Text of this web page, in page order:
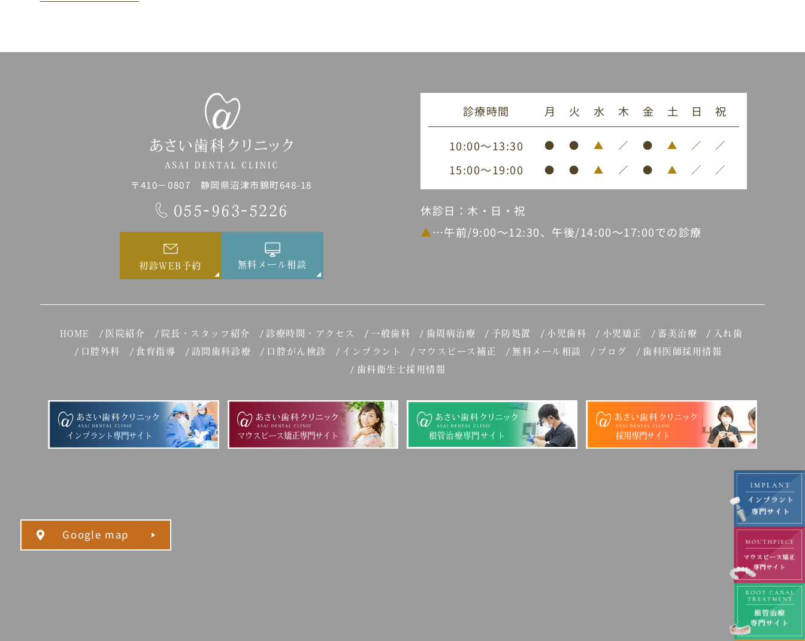
〒410－0807 静岡県沼津市錦町648-18
055-963-5226
初診WEB予約 無料メール相談
診療時間 月 火 水 木 金 土 日 祝
10:00～13:30 ● ● ▲ ／ ● ▲ ／ ／
15:00～19:00 ● ● ▲ ／ ● ▲ ／ ／
休診日：木・日・祝
▲…午前/9:00～12:30、午後/14:00～17:00での診療
HOME 医院紹介 院長・スタッフ紹介 診療時間・アクセス 一般歯科 歯周病治療 予防処置 小児歯科 小児矯正 審美治療
入れ歯
口腔外科
食育指導 訪問歯科診療 口腔がん検診 インプラント マウスピース補正 無料メール相談 ブログ
歯科医師採用情報
歯科衛生士採用情報
インプラント専門サイト マウスピース矯正専門サイト 根管治療専門サイト 採用専門サイト
Google map